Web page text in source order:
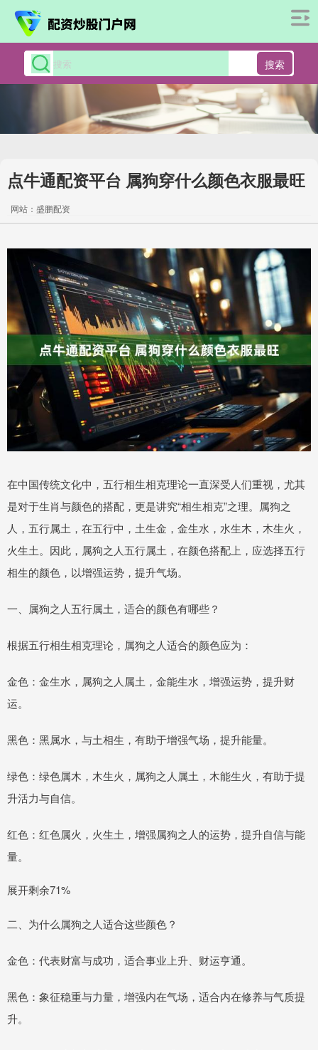
搜索
点牛通配资平台 属狗穿什么颜色衣服最旺
网站：盛鹏配资
在中国传统文化中，五行相生相克理论一直深受人们重视，尤其
是对于生肖与颜色的搭配，更是讲究“相生相克”之理。属狗之
人，五行属土，在五行中，土生金，金生水，水生木，木生火，
火生土。因此，属狗之人五行属土，在颜色搭配上，应选择五行
相生的颜色，以增强运势，提升气场。
一、属狗之人五行属土，适合的颜色有哪些？
根据五行相生相克理论，属狗之人适合的颜色应为：
金色：金生水，属狗之人属土，金能生水，增强运势，提升财
运。
黑色：黑属水，与土相生，有助于增强气场，提升能量。
绿色：绿色属木，木生火，属狗之人属土，木能生火，有助于提
升活力与自信。
红色：红色属火，火生土，增强属狗之人的运势，提升自信与能
量。
展开剩余71%
二、为什么属狗之人适合这些颜色？
金色：代表财富与成功，适合事业上升、财运亨通。
黑色：象征稳重与力量，增强内在气场，适合内在修养与气质提
升。